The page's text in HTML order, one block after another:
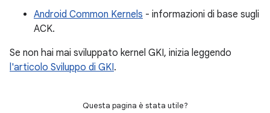
Android Common Kernels - informazioni di base sugli
ACK.
Se non hai mai sviluppato kernel GKI, inizia leggendo
l'articolo Sviluppo di GKI.
Questa pagina è stata utile?